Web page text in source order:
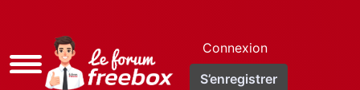
Accès
rapide
Connexion
S’enregistrer